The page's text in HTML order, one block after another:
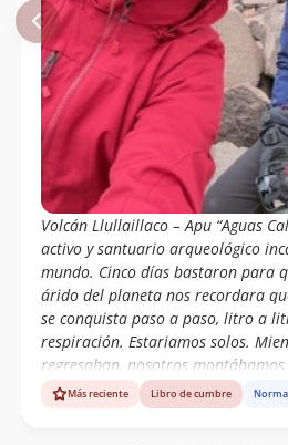
Volcán Llullaillaco – Apu “Aguas
activo y santuario arqueológico
mundo. Cinco días bastaron para
árido del planeta nos recordara
se conquista paso a paso, litro a
respiración. Estariamos solos.
regresaban, nosotros
a 4.800m. Desde el vehículo ya se
camino no era amable. Y fue así:
Más reciente Libro de cumbre